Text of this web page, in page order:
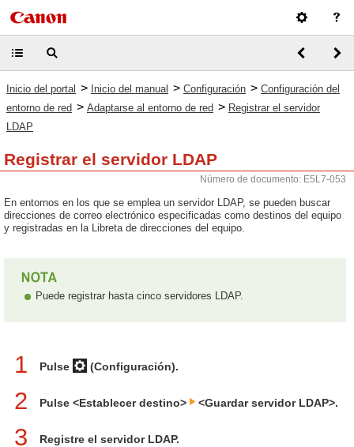
Inicio del portal > Inicio del manual > Configuración > Configuración del
entorno de red > Adaptarse al entorno de red > Registrar el servidor
LDAP
Registrar el servidor LDAP
Número de documento: E5L7-053
En entornos en los que se emplea un servidor LDAP, se pueden buscar
direcciones de correo electrónico especificadas como destinos del equipo
y registradas en la Libreta de direcciones del equipo.
Puede registrar hasta cinco servidores LDAP.
1 Pulse (Configuración).
2 Pulse <Establecer destino> <Guardar servidor LDAP>.
3 Registre el servidor LDAP.